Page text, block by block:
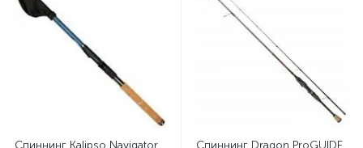
Спиннинг Kalipso Navigator
Спиннинг Dragon ProGUIDE